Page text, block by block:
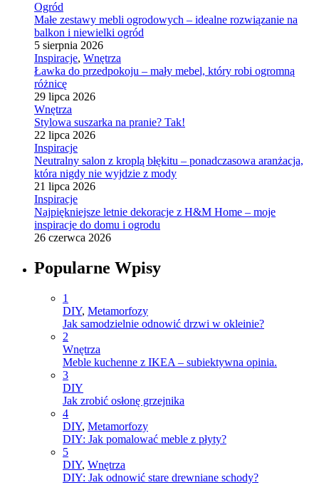
Ogród
Małe zestawy mebli ogrodowych – idealne rozwiązanie na
balkon i niewielki ogród
5 sierpnia 2026
Inspiracje, Wnętrza
Ławka do przedpokoju – mały mebel, który robi ogromną
różnicę
29 lipca 2026
Wnętrza
Stylowa suszarka na pranie? Tak!
22 lipca 2026
Inspiracje
Neutralny salon z kroplą błękitu – ponadczasowa aranżacja,
która nigdy nie wyjdzie z mody
21 lipca 2026
Inspiracje
Najpiękniejsze letnie dekoracje z H&M Home – moje
inspiracje do domu i ogrodu
26 czerwca 2026
Popularne Wpisy
1
DIY, Metamorfozy
Jak samodzielnie odnowić drzwi w okleinie?
2
Wnętrza
Meble kuchenne z IKEA – subiektywna opinia.
3
DIY
Jak zrobić osłonę grzejnika
4
DIY, Metamorfozy
DIY: Jak pomalować meble z płyty?
5
DIY, Wnętrza
DIY: Jak odnowić stare drewniane schody?